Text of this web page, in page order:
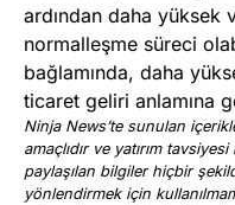
ardından daha yüksek
normalleşme süreci
bağlamında, daha
ticaret geliri anlamına
Ninja News’te sunulan
amaçlıdır ve yatırım
paylaşılan bilgiler hiçbir
yönlendirmek için